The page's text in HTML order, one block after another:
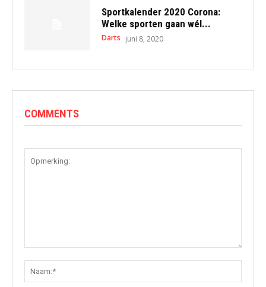
Sportkalender 2020 Corona:
Welke sporten gaan wél...
Darts juni 8, 2020
COMMENTS